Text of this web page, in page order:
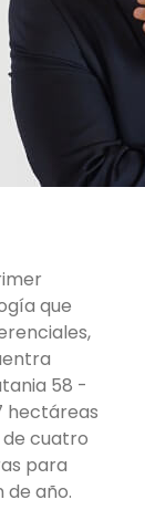
que
58 -
hectáreas
cuatro
para
de año.